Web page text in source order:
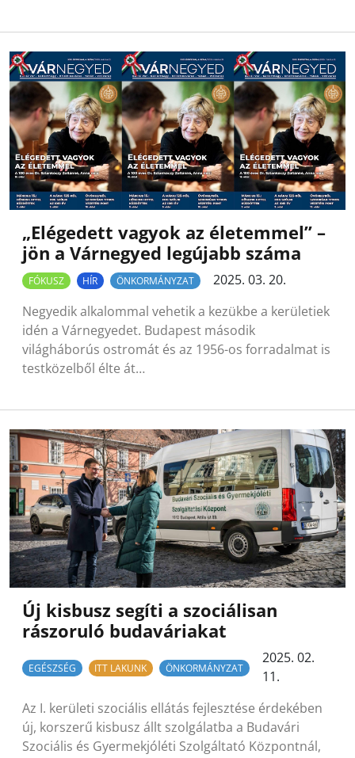
„Elégedett vagyok az életemmel” –
jön a Várnegyed legújabb száma
FÓKUSZ HÍR ÖNKORMÁNYZAT
2025. 03. 20.
Negyedik alkalommal vehetik a kezükbe a kerületiek
idén a Várnegyedet. Budapest második
világháborús ostromát és az 1956-os forradalmat is
testközelből élte át…
Új kisbusz segíti a szociálisan
rászoruló budaváriakat
EGÉSZSÉG ITT LAKUNK ÖNKORMÁNYZAT
2025. 02.
11.
Az I. kerületi szociális ellátás fejlesztése érdekében
új, korszerű kisbusz állt szolgálatba a Budavári
Szociális és Gyermekjóléti Szolgáltató Központnál,